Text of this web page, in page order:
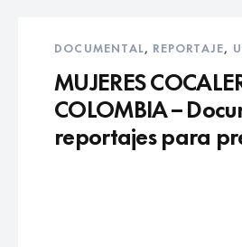
DOCUMENTAL, REPORTAJE,
MUJERES
COLOMBIA –
reportajes para